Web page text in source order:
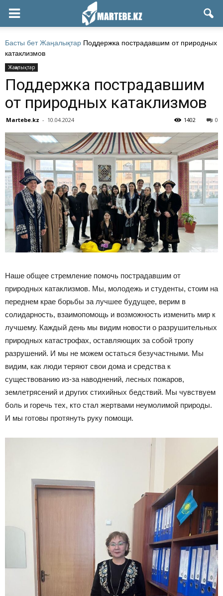
Басты бет Жаңалықтар Поддержка пострадавшим от природных
катаклизмов
Жаңалықтар
Поддержка пострадавшим
от природных катаклизмов
Martebe.kz - 10.04.2024 0
1402
Наше общее стремление помочь пострадавшим от
природных катаклизмов. Мы, молодежь и студенты, стоим на
переднем крае борьбы за лучшее будущее, верим в
солидарность, взаимопомощь и возможность изменить мир к
лучшему. Каждый день мы видим новости о разрушительных
природных катастрофах, оставляющих за собой тропу
разрушений. И мы не можем остаться безучастными. Мы
видим, как люди теряют свои дома и средства к
существованию из-за наводнений, лесных пожаров,
землетрясений и других стихийных бедствий. Мы чувствуем
боль и горечь тех, кто стал жертвами неумолимой природы.
И мы готовы протянуть руку помощи.